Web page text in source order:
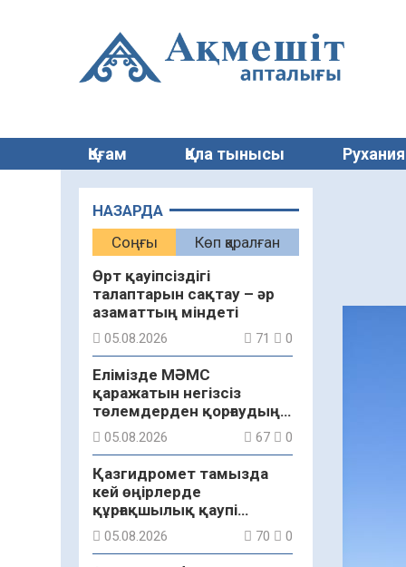
Қоғам Қала тынысы
НАЗАРДА
Соңғы
Көп қаралған
Өрт қауіпсіздігі
талаптарын сақтау – әр
азаматтың міндеті
05.08.2026 71 0
Елімізде МӘМС
қаражатын негізсіз
төлемдерден қорғаудың
жаңа жүйесі құрылуда
05.08.2026 67 0
Қазгидромет тамызда
кей өңірлерде
құрғақшылық қаупі
жоғары екенін болжады
05.08.2026 70 0